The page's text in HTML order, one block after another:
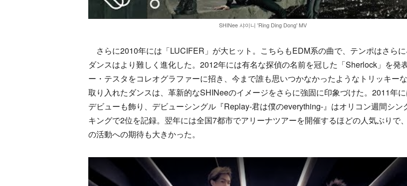
SHINee 샤이니 'Ring Ding Dong' MV
さらに2010年には「LUCIFER」が大ヒット。こちらもEDM系の曲で、テンポはさらに
ダンスはより難しく進化した。2012年には有名な探偵の名前を冠した「Sherlock」を発
ー・テスタをコレオグラファーに招き、今まで誰も思いつかなかったようなトリッキー
取り入れたダンスは、革新的なSHINeeのイメージをさらに強固に印象づけた。2011年
デビューも飾り、デビューシングル『Replay-君は僕のeverything-』はオリコン週間シン
キングで2位を記録。翌年には全国7都市でアリーナツアーを開催するほどの人気ぶりで
の活動への期待も大きかった。